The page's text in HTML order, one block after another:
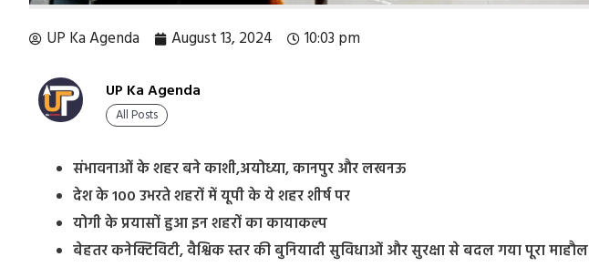
UP Ka Agenda August 13, 2024 10:03 pm
UP Ka Agenda
All Posts
संभावनाओं के शहर बने काशी,अयोध्या, कानपुर और लखनऊ
देश के 100 उभरते शहरों में यूपी के ये शहर शीर्ष पर
योगी के प्रयासों हुआ इन शहरों का कायाकल्प
बेहतर कनेक्टिविटी, वैश्विक स्तर की बुनियादी सुविधाओं और सुरक्षा से बदल गया पूरा माहौल